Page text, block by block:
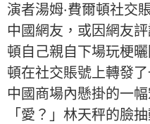
演者湯姆·費爾頓社交
中國網友，或因網友
頓自己親自下場玩梗
頓在社交賬號上轉發
中國商場內懸掛的一
「愛？」林天秤的臉